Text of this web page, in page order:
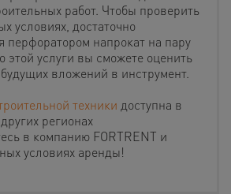
работ. Чтобы проверить
условиях, достаточно
перфоратором напрокат на пару
услуги вы сможете оценить
вложений в инструмент.
техники доступна в
регионах
в компанию FORTRENT и
условиях аренды!